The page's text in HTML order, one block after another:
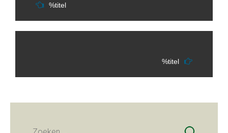
%titel
%titel
Zoeken